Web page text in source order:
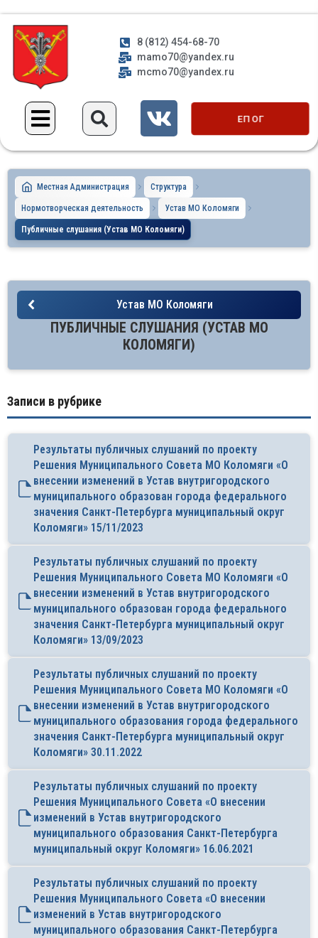
8 (812) 454-68-70
mamo70@yandex.ru
mcmo70@yandex.ru
ЕП ОГ
Местная Администрация Структура
Нормотворческая деятельность Устав МО Коломяги
Публичные слушания (Устав МО Коломяги)
Устав МО Коломяги
ПУБЛИЧНЫЕ СЛУШАНИЯ (УСТАВ МО
КОЛОМЯГИ)
Записи в рубрике
Результаты публичных слушаний по проекту
Решения Муниципального Совета МО Коломяги «О
внесении изменений в Устав внутригородского
муниципального образован города федерального
значения Санкт-Петербурга муниципальный округ
Коломяги» 15/11/2023
Результаты публичных слушаний по проекту
Решения Муниципального Совета МО Коломяги «О
внесении изменений в Устав внутригородского
муниципального образован города федерального
значения Санкт-Петербурга муниципальный округ
Коломяги» 13/09/2023
Результаты публичных слушаний по проекту
Решения Муниципального Совета МО Коломяги «О
внесении изменений в Устав внутригородского
муниципального образования города федерального
значения Санкт-Петербурга муниципальный округ
Коломяги» 30.11.2022
Результаты публичных слушаний по проекту
Решения Муниципального Совета «О внесении
изменений в Устав внутригородского
муниципального образования Санкт-Петербурга
муниципальный округ Коломяги» 16.06.2021
Результаты публичных слушаний по проекту
Решения Муниципального Совета «О внесении
изменений в Устав внутригородского
муниципального образования Санкт-Петербурга